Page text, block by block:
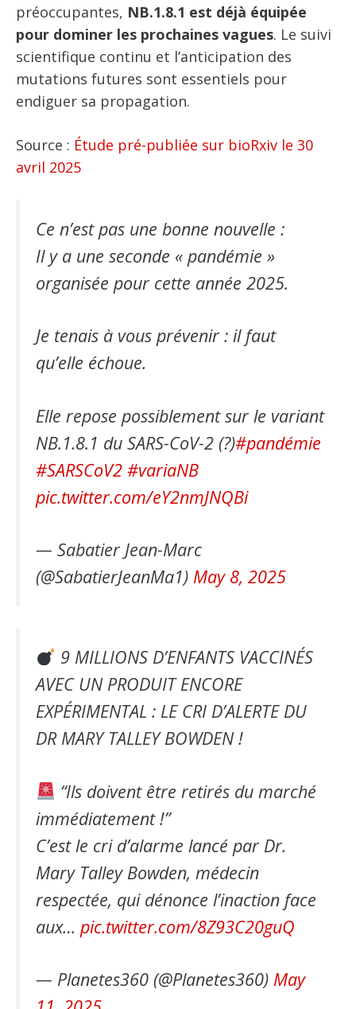
préoccupantes, NB.1.8.1 est déjà équipée
pour dominer les prochaines vagues. Le suivi
scientifique continu et l’anticipation des
mutations futures sont essentiels pour
endiguer sa propagation.
Source : Étude pré-publiée sur bioRxiv le 30
avril 2025
Ce n’est pas une bonne nouvelle :
Il y a une seconde « pandémie »
organisée pour cette année 2025.
Je tenais à vous prévenir : il faut
qu’elle échoue.
Elle repose possiblement sur le variant
NB.1.8.1 du SARS-CoV-2 (?)#pandémie
#SARSCoV2 #variaNB
pic.twitter.com/eY2nmJNQBi
— Sabatier Jean-Marc
(@SabatierJeanMa1) May 8, 2025
9 MILLIONS D’ENFANTS VACCINÉS
AVEC UN PRODUIT ENCORE
EXPÉRIMENTAL : LE CRI D’ALERTE DU
DR MARY TALLEY BOWDEN !
“Ils doivent être retirés du marché
immédiatement !”
C’est le cri d’alarme lancé par Dr.
Mary Talley Bowden, médecin
respectée, qui dénonce l’inaction face
aux… pic.twitter.com/8Z93C20guQ
— Planetes360 (@Planetes360) May